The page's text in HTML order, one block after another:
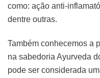
como: ação anti-
dentre outras.
Também conhecemos a
na sabedoria Ayurveda
pode ser considerada